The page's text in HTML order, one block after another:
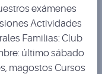
exámenes
Actividades
Familias: Club
último sábado
magostos Cursos